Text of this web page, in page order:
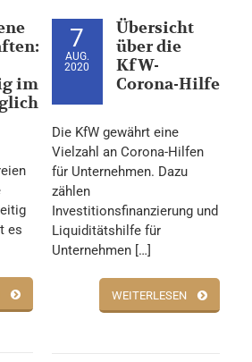
im
es
7
AUG.
2020
Übersicht
über die
KfW-
Corona-Hilfe
Die KfW gewährt eine
Vielzahl an Corona-Hilfen
für Unternehmen. Dazu
zählen
Investitionsfinanzierung und
Liquiditätshilfe für
Unternehmen […]
WEITERLESEN